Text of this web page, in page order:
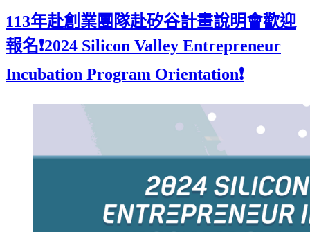
113年赴創業團隊赴矽谷計畫說明會歡迎
報名❗2024 Silicon Valley Entrepreneur
Incubation Program Orientation❗